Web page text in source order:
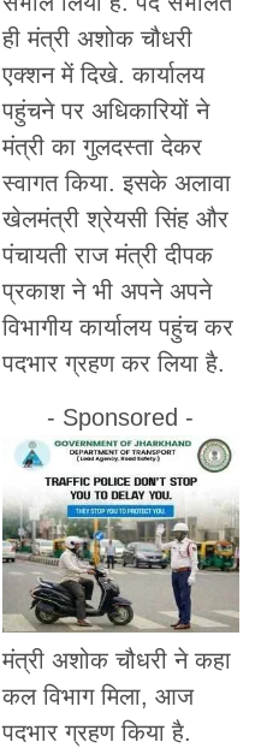
ही मंत्री अशोक चौधरी
एक्शन में दिखे. कार्यालय
पहुंचने पर अधिकारियों ने
मंत्री का गुलदस्ता देकर
स्वागत किया. इसके अलावा
खेलमंत्री श्रेयसी सिंह और
पंचायती राज मंत्री दीपक
प्रकाश ने भी अपने अपने
विभागीय कार्यालय पहुंच कर
पदभार ग्रहण कर लिया है.
- Sponsored -
मंत्री अशोक चौधरी ने कहा
कल विभाग मिला, आज
पदभार ग्रहण किया है.